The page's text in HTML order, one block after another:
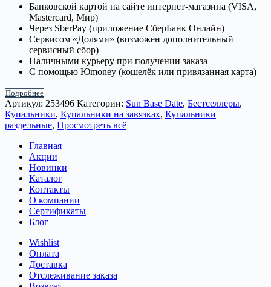
Банковской картой на сайте интернет-магазина (VISA,
Mastercard, Мир)
Через SberPay (приложение СберБанк Онлайн)
Сервисом «Долями» (возможен дополнительный
сервисный сбор)
Наличными курьеру при получении заказа
С помощью Юmoney (кошелёк или привязанная карта)
Подробнее
Артикул: 253496 Категории: Sun Base Date, Бестселлеры,
Купальники, Купальники на завязках, Купальники
раздельные, Просмотреть всё
Главная
Акции
Новинки
Каталог
Контакты
О компании
Сертификаты
Блог
Wishlist
Оплата
Доставка
Отслеживание заказа